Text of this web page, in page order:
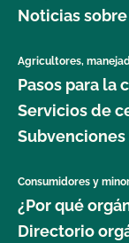
Noticias
Agricultores,
Pasos para la
Servicios de
Consumidores y
¿Por qué
Directorio